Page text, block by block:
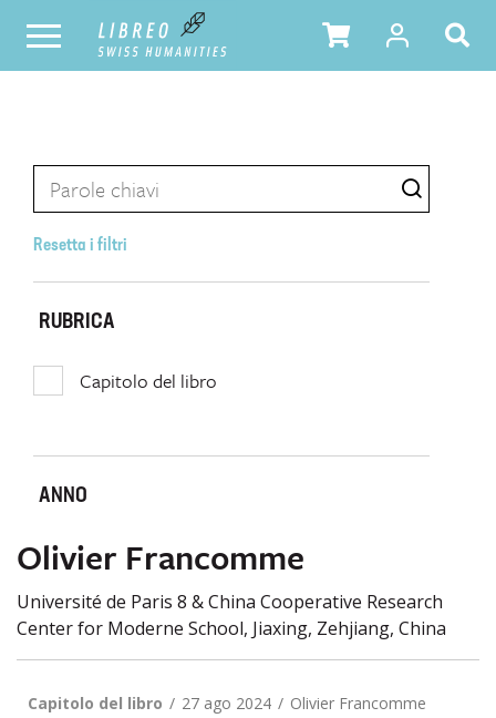
Resetta i filtri
RUBRICA
Capitolo del libro
ANNO
Olivier Francomme
Université de Paris 8 & China Cooperative Research
Center for Moderne School, Jiaxing, Zehjiang, China
Capitolo del libro 27 ago 2024 Olivier Francomme